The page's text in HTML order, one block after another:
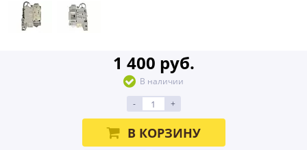
1 400 руб.
В наличии
-
+
В КОРЗИНУ